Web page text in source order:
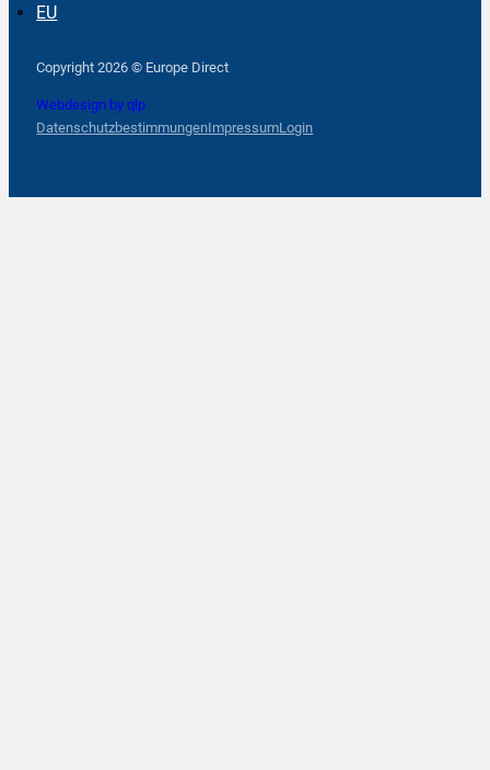
EU
Copyright 2026 © Europe Direct
Webdesign by qlp
DatenschutzbestimmungenImpressumLogin